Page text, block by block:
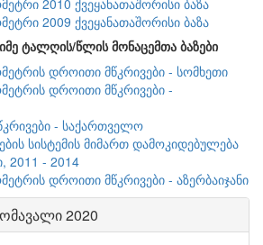
2010 ქვეყანათაშორისი ბაზა
2009 ქვეყანათაშორისი ბაზა
ტალღის/წლის მონაცემთა ბაზები
დროითი მწკრივები - სომხეთი
დროითი მწკრივები -
- საქართველო
სისტემის მიმართ დამოკიდებულება
2011 - 2014
დროითი მწკრივები - აზერბაიჯანი
2020